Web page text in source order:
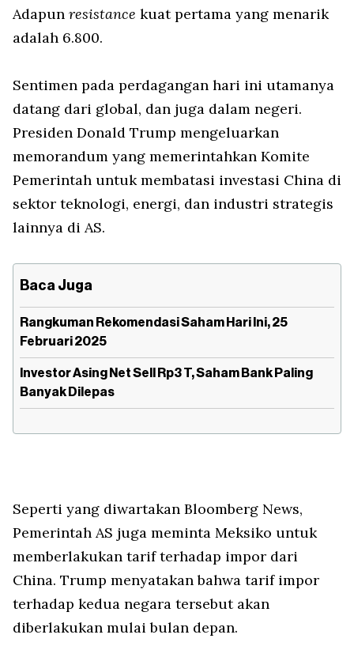
Adapun resistance kuat pertama yang menarik
adalah 6.800.
Sentimen pada perdagangan hari ini utamanya
datang dari global, dan juga dalam negeri.
Presiden Donald Trump mengeluarkan
memorandum yang memerintahkan Komite
Pemerintah untuk membatasi investasi China di
sektor teknologi, energi, dan industri strategis
lainnya di AS.
Baca Juga
Rangkuman Rekomendasi Saham Hari Ini, 25
Februari 2025
Investor Asing Net Sell Rp3 T, Saham Bank Paling
Banyak Dilepas
Seperti yang diwartakan Bloomberg News,
Pemerintah AS juga meminta Meksiko untuk
memberlakukan tarif terhadap impor dari
China. Trump menyatakan bahwa tarif impor
terhadap kedua negara tersebut akan
diberlakukan mulai bulan depan.